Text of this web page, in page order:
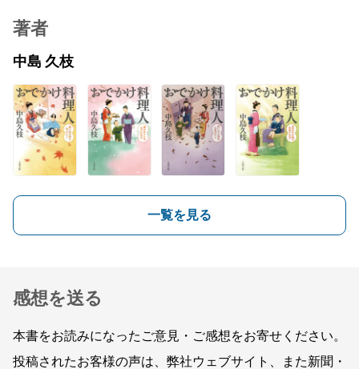
著者
中島 久枝
一覧を見る
感想を送る
本書をお読みになったご意見・ご感想をお寄せください。
投稿されたお客様の声は、弊社ウェブサイト、また新聞・